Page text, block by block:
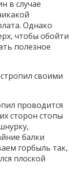
в случае
Однако
чтобы обойти
полезное
проводится
сторон стопы
балки
горбыль так,
плоской